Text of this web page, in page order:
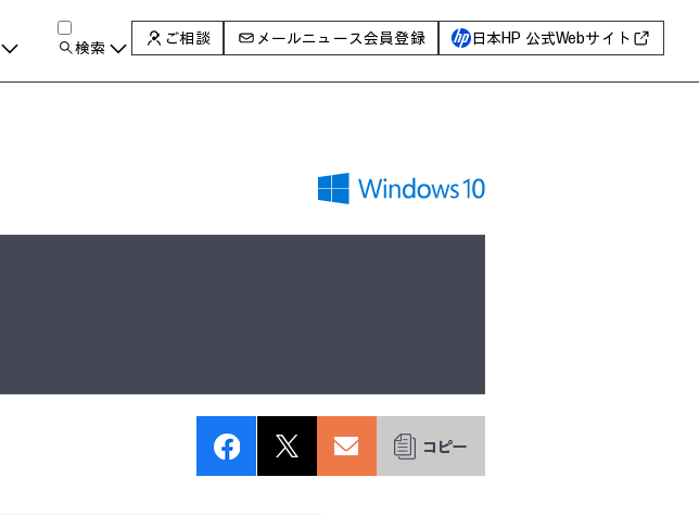
タグ
検索 ご相談 メールニュース会員登録 日本HP 公式Webサイト